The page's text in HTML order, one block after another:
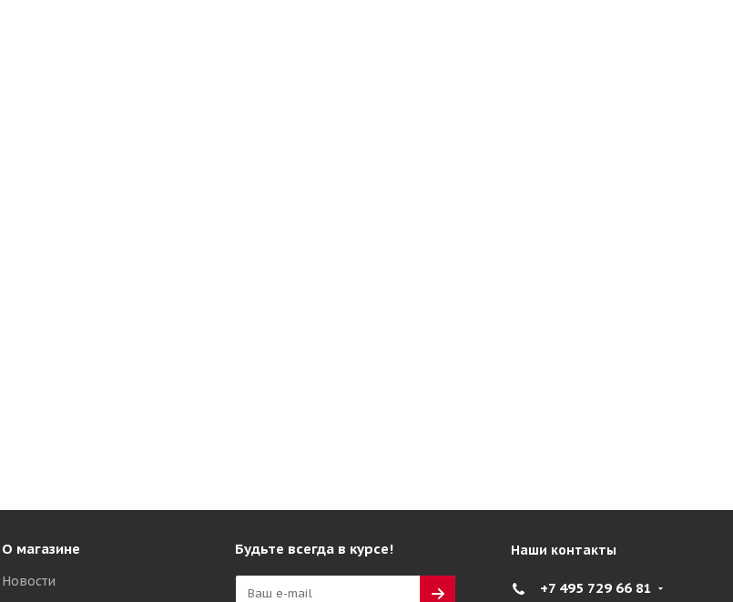
О магазине
Новости
Будьте всегда в курсе! Наши контакты
+7 495 729 66 81